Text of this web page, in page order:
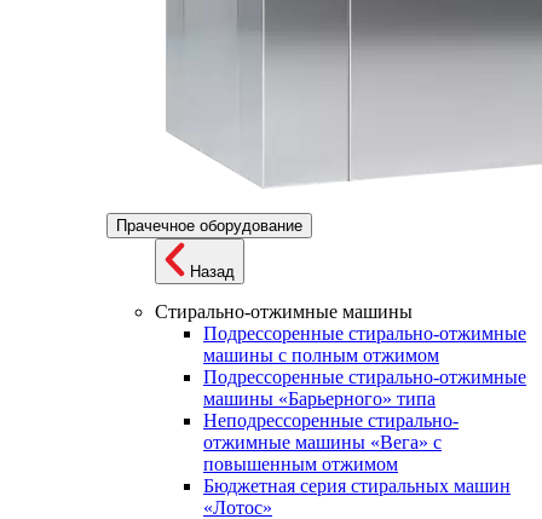
Прачечное оборудование
Назад
Стирально-отжимные машины
Подрессоренные стирально-отжимные
машины с полным отжимом
Подрессоренные стирально-отжимные
машины «Барьерного» типа
Неподрессоренные стирально-
отжимные машины «Вега» с
повышенным отжимом
Бюджетная серия стиральных машин
«Лотос»